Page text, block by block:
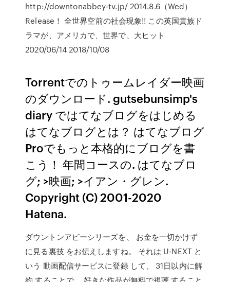
http://downtonabbey-tv.jp/ 2014.8.6（Wed）
Release！ 全世界空前の社会現象!! この英国貴族ド
ラマが、アメリカで、世界で、大ヒット
2020/06/14 2018/10/08
Torrentでのトゥームレイダー映画
のダウンロード. gutsebunsimp's
diary ではてなブログをはじめる
はてなブログとは？ はてなブログ
Proでもっと本格的にブログを書
こう！ 年間コースの. はてなブロ
グ; >映画; >イアン・グレン.
Copyright (C) 2001-2020
Hatena.
ダウントンアビーシリーズを、 お金を一切かけず
に見る裏技 をお伝えしますね。 それは U-NEXT と
いう 動画配信サービスに登録 して、 31日以内に解
約 することで、 好きな作品が無料で視聴 すること